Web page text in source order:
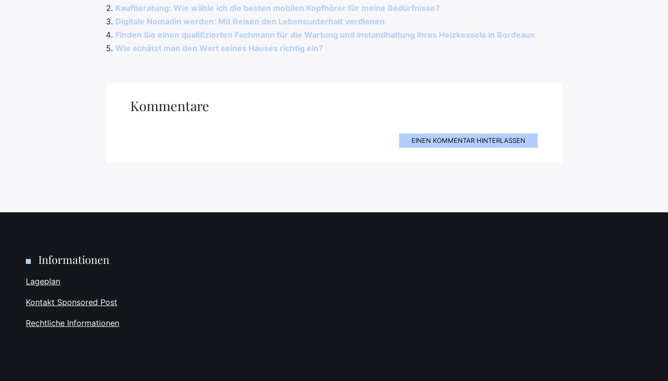
Kaufberatung: Wie wähle ich die besten mobilen Kopfhörer für meine Bedürfnisse?
Digitale Nomadin werden: Mit Reisen den Lebensunterhalt verdienen
Finden Sie einen qualifizierten Fachmann für die Wartung und Instandhaltung Ihres Heizkessels in Bordeaux
Wie schätzt man den Wert seines Hauses richtig ein?
Kommentare
EINEN KOMMENTAR HINTERLASSEN
Informationen
Lageplan
Kontakt Sponsored Post
Rechtliche Informationen